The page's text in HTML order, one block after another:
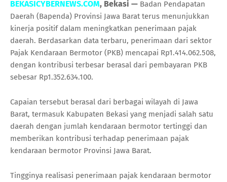
BEKASICYBERNEWS.COM, Bekasi — Badan Pendapatan
Daerah (Bapenda) Provinsi Jawa Barat terus menunjukkan
kinerja positif dalam meningkatkan penerimaan pajak
daerah. Berdasarkan data terbaru, penerimaan dari sektor
Pajak Kendaraan Bermotor (PKB) mencapai Rp1.414.062.508,
dengan kontribusi terbesar berasal dari pembayaran PKB
sebesar Rp1.352.634.100.
Capaian tersebut berasal dari berbagai wilayah di Jawa
Barat, termasuk Kabupaten Bekasi yang menjadi salah satu
daerah dengan jumlah kendaraan bermotor tertinggi dan
memberikan kontribusi terhadap penerimaan pajak
kendaraan bermotor Provinsi Jawa Barat.
Tingginya realisasi penerimaan pajak kendaraan bermotor